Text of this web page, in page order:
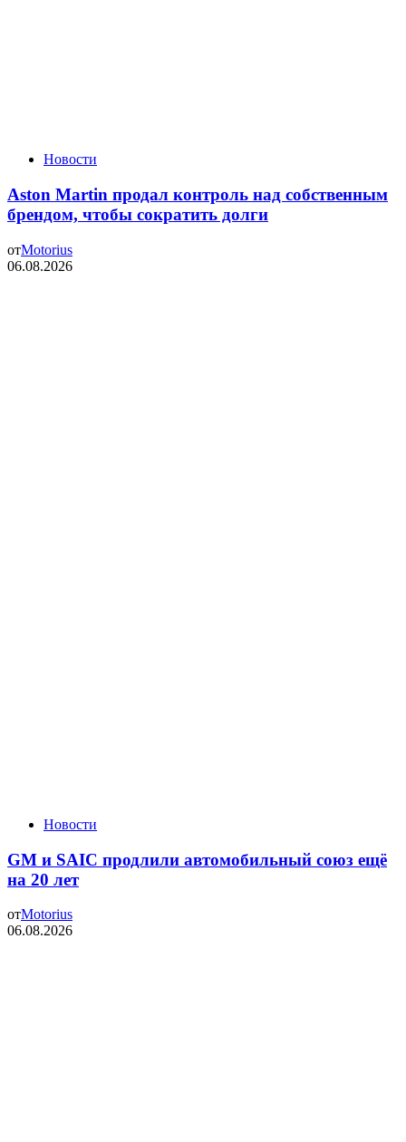
Новости
Aston Martin продал контроль над собственным
брендом, чтобы сократить долги
отMotorius
06.08.2026
Новости
GM и SAIC продлили автомобильный союз ещё
на 20 лет
отMotorius
06.08.2026